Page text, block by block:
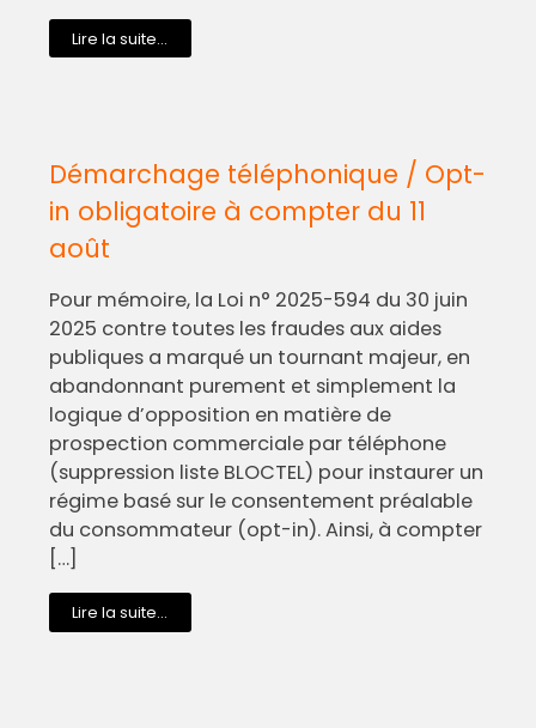
Lire la suite...
Démarchage téléphonique / Opt-
in obligatoire à compter du 11
août
Pour mémoire, la Loi n° 2025-594 du 30 juin
2025 contre toutes les fraudes aux aides
publiques a marqué un tournant majeur, en
abandonnant purement et simplement la
logique d’opposition en matière de
prospection commerciale par téléphone
(suppression liste BLOCTEL) pour instaurer un
régime basé sur le consentement préalable
du consommateur (opt-in). Ainsi, à compter
[…]
Lire la suite...